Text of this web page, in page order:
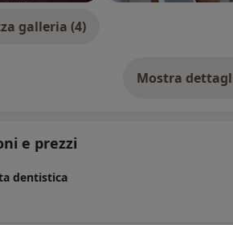
galleria (4)
Mostra
e prezzi
dentistica